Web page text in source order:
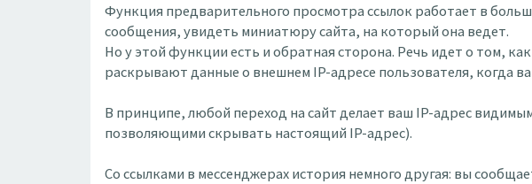
Функция предварительного просмотра ссылок работает в
сообщения, увидеть миниатюру сайта, на который она ведет.
Но у этой функции есть и обратная сторона. Речь идет о том,
раскрывают данные о внешнем IP-адресе пользователя, когда
В принципе, любой переход на сайт делает ваш IP-адрес
позволяющими скрывать настоящий IP-адрес).
Со ссылками в мессенджерах история немного другая: вы